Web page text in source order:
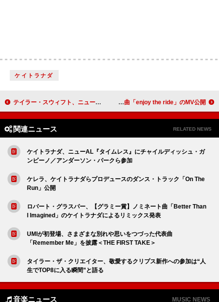
ケイトラナダ
テイラー・スウィフト、ニューAL『The Life of a Showgirl』のリリース発表 オールモスト・マンデー、夏にぴったりな新曲「enjoy the ride」のMV公開
関連ニュース RELATED NEWS
ケイトラナダ、ニューAL『タイムレス』にチャイルディッシュ・ガ
ンビーノ／アンダーソン・パークら参加
ケレラ、ケイトラナダらプロデュースのダンス・トラック「On The
Run」公開
ロバート・グラスパー、【グラミー賞】ノミネート曲「Better Than
I Imagined」のケイトラナダによるリミックス発表
UMIが初登場、さまざまな別れや思いをつづった代表曲
「Remember Me」を披露＜THE FIRST TAKE＞
タイラー・ザ・クリエイター、敬愛するクリプス新作への参加は“人
生でTOP8に入る瞬間”と語る
音楽ニュース MUSIC NEWS